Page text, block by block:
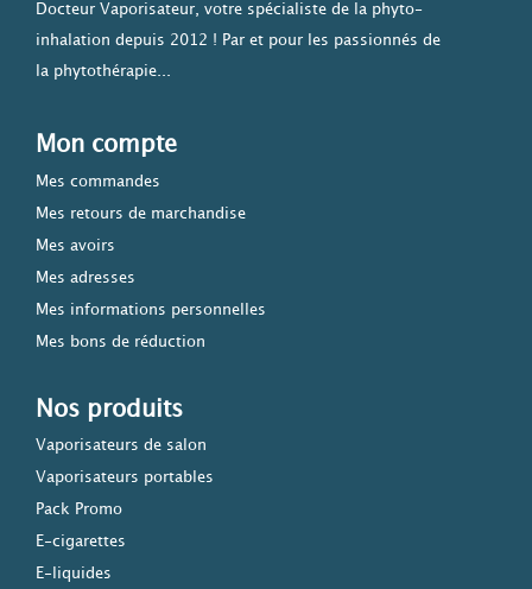
Docteur Vaporisateur, votre spécialiste de la phyto-
inhalation depuis 2012 ! Par et pour les passionnés de
la phytothérapie...
Mon compte
Mes commandes
Mes retours de marchandise
Mes avoirs
Mes adresses
Mes informations personnelles
Mes bons de réduction
Nos produits
Vaporisateurs de salon
Vaporisateurs portables
Pack Promo
E-cigarettes
E-liquides